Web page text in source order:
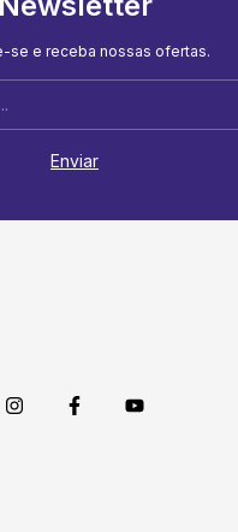
se e receba nossas ofertas.